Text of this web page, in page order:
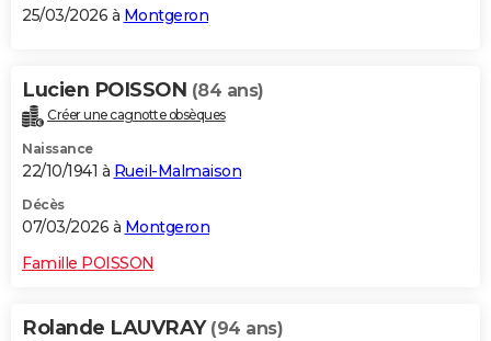
25/03/2026 à Montgeron
Lucien POISSON (84 ans)
Créer une cagnotte obsèques
Naissance
22/10/1941 à Rueil-Malmaison
Décès
07/03/2026 à Montgeron
Famille POISSON
Rolande LAUVRAY (94 ans)